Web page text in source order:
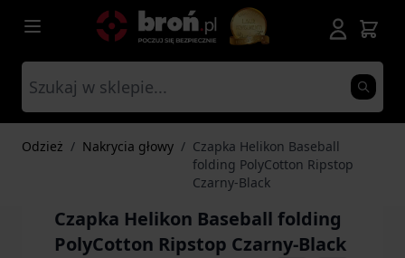
Przejdź do treści
Odzież / Nakrycia głowy / Czapka Helikon Baseball
folding PolyCotton Ripstop
Czarny-Black
Czapka Helikon Baseball folding
PolyCotton Ripstop Czarny-Black